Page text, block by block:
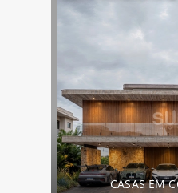
CASAS EM